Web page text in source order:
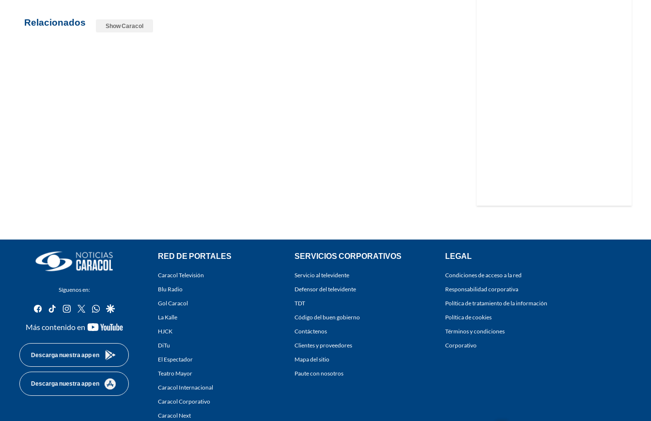
Relacionados Show Caracol
Síguenos en:
facebook
tiktok instagram
twitterwhatsapp
google
Más contenido en
youtube-
Descarga nuestra app en
Descarga nuestra app en
RED DE PORTALES
Caracol Televisión
Blu Radio
Gol Caracol
La Kalle
HJCK
DiTu
El Espectador
Teatro Mayor
Caracol Internacional
Caracol Corporativo
Caracol Next
SERVICIOS CORPORATIVOS
Servicio al televidente
Defensor del televidente
TDT
Código del buen gobierno
Contáctenos
Clientes y proveedores
Mapa del sitio
Paute con nosotros
LEGAL
Condiciones de acceso a la red
Responsabilidad corporativa
Política de tratamiento de la información
Política de cookies
Términos y condiciones
Corporativo